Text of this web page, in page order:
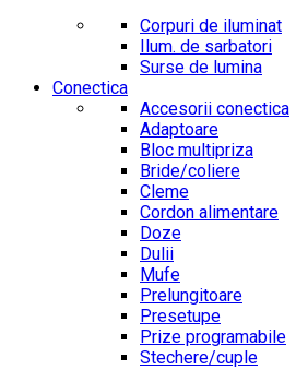
Corpuri de iluminat
Ilum. de sarbatori
Surse de lumina
Conectica
Accesorii conectica
Adaptoare
Bloc multipriza
Bride/coliere
Cleme
Cordon alimentare
Doze
Dulii
Mufe
Prelungitoare
Presetupe
Prize programabile
Stechere/cuple